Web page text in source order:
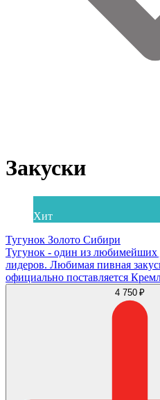
Закуски
Хит
Тугунок Золото Сибири
Тугунок - один из любимейших
лидеров. Любимая пивная
официально поставляется
4 750 ₽